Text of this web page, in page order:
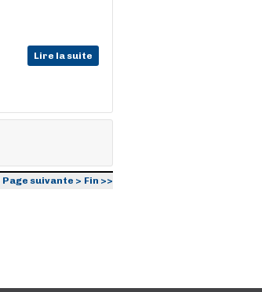
Lire la suite
Page suivante > Fin >>